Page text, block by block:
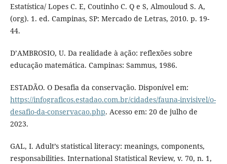
Estatística/ Lopes C. E, Coutinho C. Q e S, Almouloud S. A,
(org). 1. ed. Campinas, SP: Mercado de Letras, 2010. p. 19-
44.
D’AMBROSIO, U. Da realidade à ação: reflexões sobre
educação matemática. Campinas: Sammus, 1986.
ESTADÃO. O Desafia da conservação. Disponível em:
https://infograficos.estadao.com.br/cidades/fauna-invisivel/o-
desafio-da-conservacao.php. Acesso em: 20 de julho de
2023.
GAL, I. Adult’s statistical literacy: meanings, components,
responsabilities. International Statistical Review, v. 70, n. 1,